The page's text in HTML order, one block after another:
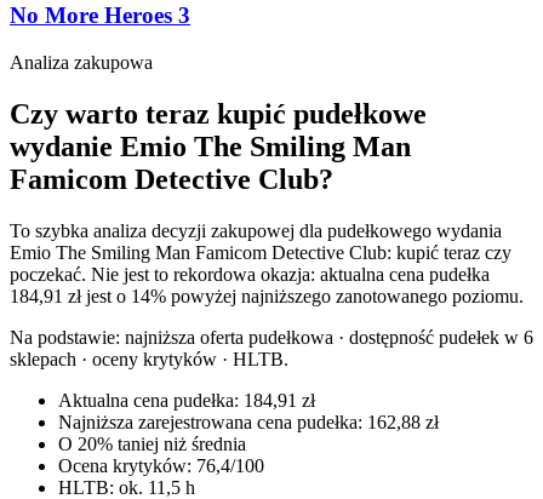
No More Heroes 3
Analiza zakupowa
Czy warto teraz kupić pudełkowe
wydanie Emio The Smiling Man
Famicom Detective Club?
To szybka analiza decyzji zakupowej dla pudełkowego wydania
Emio The Smiling Man Famicom Detective Club: kupić teraz czy
poczekać. Nie jest to rekordowa okazja: aktualna cena pudełka
184,91 zł jest o 14% powyżej najniższego zanotowanego poziomu.
Na podstawie: najniższa oferta pudełkowa · dostępność pudełek w 6
sklepach · oceny krytyków · HLTB.
Aktualna cena pudełka: 184,91 zł
Najniższa zarejestrowana cena pudełka: 162,88 zł
O 20% taniej niż średnia
Ocena krytyków: 76,4/100
HLTB: ok. 11,5 h